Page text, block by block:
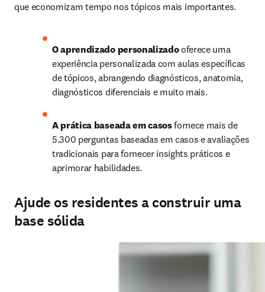
que economizam tempo nos tópicos mais importantes.
O aprendizado personalizado oferece uma
experiência personalizada com aulas específicas
de tópicos, abrangendo diagnósticos, anatomia,
diagnósticos diferenciais e muito mais.
A prática baseada em casos fornece mais de
5.300 perguntas baseadas em casos e avaliações
tradicionais para fornecer insights práticos e
aprimorar habilidades.
Ajude os residentes a construir uma
base sólida